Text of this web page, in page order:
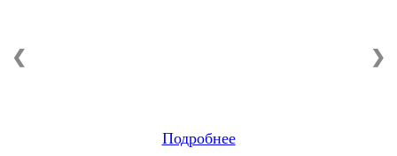
Подробнее
❮ ❯